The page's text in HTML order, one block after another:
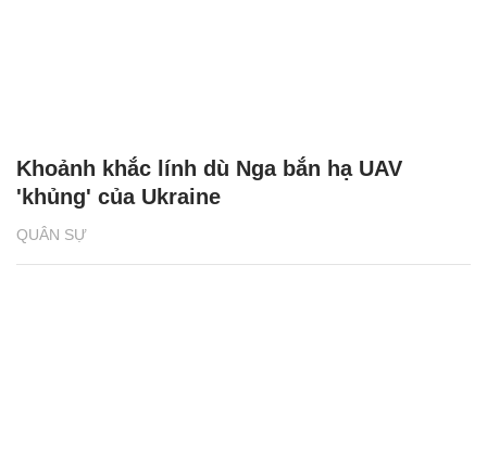
QUÂN SỰ
Khoảnh khắc lính dù Nga bắn hạ UAV
'khủng' của Ukraine